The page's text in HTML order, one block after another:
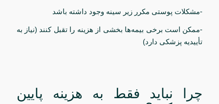
-مشکلات پوستی مکرر زیر سینه وجود داشته باشد
-ممکن است برخی بیمه‌ها بخشی از هزینه را تقبل کنند (نیاز به
تأییدیه پزشکی دارد)
چرا نباید فقط به هزینه پایین